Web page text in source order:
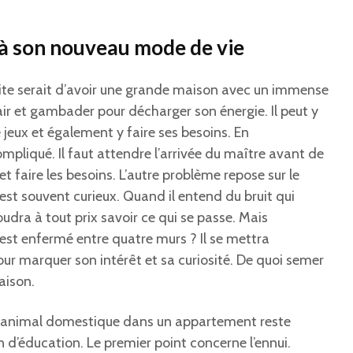
son nouveau mode de vie
serait d’avoir une grande maison avec un immense
et gambader pour décharger son énergie. Il peut y
et également y faire ses besoins. En
Il faut attendre l’arrivée du maître avant de
faire les besoins. L’autre problème repose sur le
souvent curieux. Quand il entend du bruit qui
à tout prix savoir ce qui se passe. Mais
enfermé entre quatre murs ? Il se mettra
marquer son intérêt et sa curiosité. De quoi semer
domestique dans un appartement reste
Le premier point concerne l’ennui.